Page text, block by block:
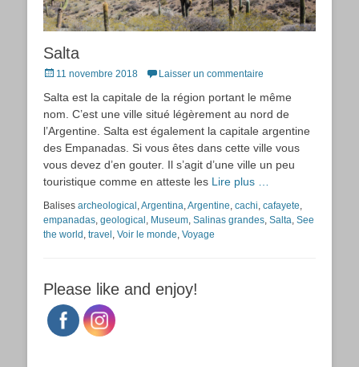
Salta
Posted
11 novembre 2018 Laisser un commentaire
Salta est la capitale de la région portant le même
nom. C’est une ville situé légèrement au nord de
l’Argentine. Salta est également la capitale argentine
des Empanadas. Si vous êtes dans cette ville vous
vous devez d’en gouter. Il s’agit d’une ville un peu
touristique comme en atteste les Lire plus …
Balises archeological ,Argentina,Argentine, cachi, cafayete,
empanadas, geological , Museum, Salinas grandes, Salta, See
the world , travel , Voir le monde, Voyage
Please like and enjoy!